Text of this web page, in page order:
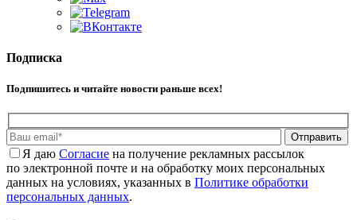
Подписка
Подпишитесь и читайте новости раньше всех!
Отправить
Я даю Cогласие на получение рекламных рассылок
по электронной почте и на обработку моих персональных
данных на условиях, указанных в Политике обработки
персональных данных.